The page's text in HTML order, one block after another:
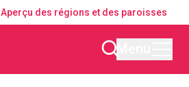
Aperçu des régions et des paroisses